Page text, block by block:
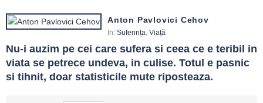
Anton Pavlovici Cehov
In: Suferința, Viață
Nu-i auzim pe cei care sufera si ceea ce e teribil in
viata se petrece undeva, in culise. Totul e pasnic
si tihnit, doar statisticile mute riposteaza.